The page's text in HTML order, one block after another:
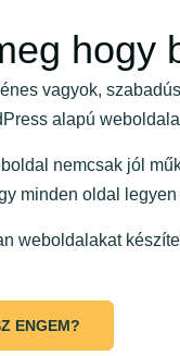
hogy
vagyok,
alapú
nemcsak jól
minden oldal
weboldalakat
ENGEM?